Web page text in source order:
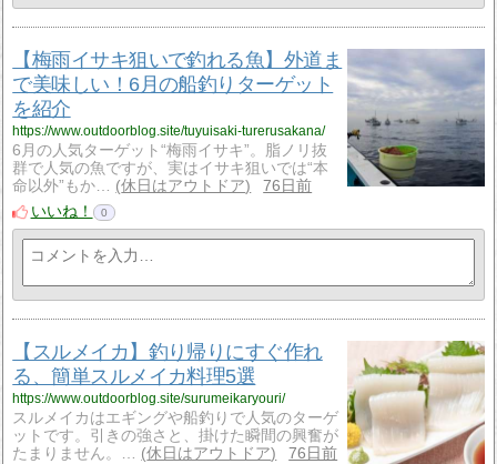
【梅雨イサキ狙いで釣れる魚】外道ま
で美味しい！6月の船釣りターゲット
を紹介
https://www.outdoorblog.site/tuyuisaki-turerusakana/
6月の人気ターゲット“梅雨イサキ”。脂ノリ抜
群で人気の魚ですが、実はイサキ狙いでは“本
命以外”もか…
休日はアウトドア
76日前
いいね！
0
【スルメイカ】釣り帰りにすぐ作れ
る、簡単スルメイカ料理5選
https://www.outdoorblog.site/surumeikaryouri/
スルメイカはエギングや船釣りで人気のターゲ
ットです。引きの強さと、掛けた瞬間の興奮が
たまりません。…
休日はアウトドア
76日前